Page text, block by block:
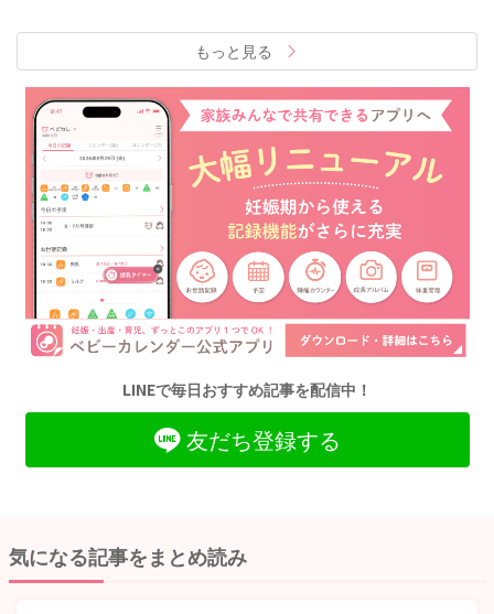
もっと見る
LINEで毎日おすすめ記事を配信中！
友だち登録する
気になる記事をまとめ読み